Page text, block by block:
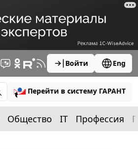
Войти Eng
Перейти в систему ГАРАНТ
Общество IT Профессия